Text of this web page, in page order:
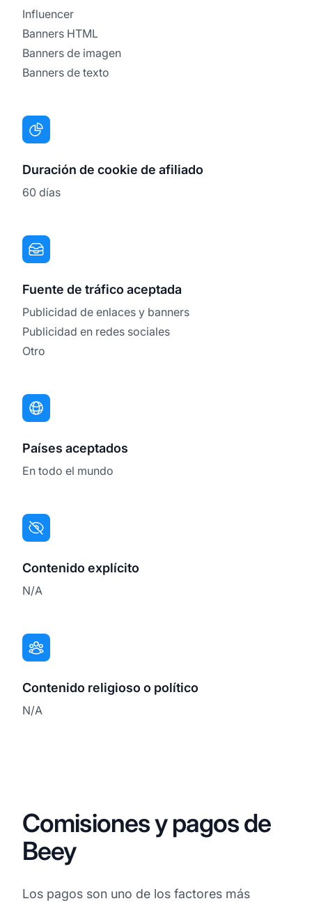
Influencer
Banners HTML
Banners de imagen
Banners de texto
Duración de cookie de afiliado
60 días
Fuente de tráfico aceptada
Publicidad de enlaces y banners
Publicidad en redes sociales
Otro
Países aceptados
En todo el mundo
Contenido explícito
N/A
Contenido religioso o político
N/A
Comisiones y pagos de
Beey
Los pagos son uno de los factores más